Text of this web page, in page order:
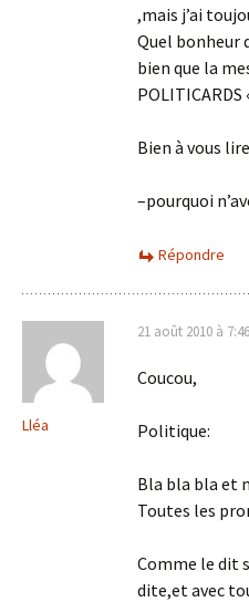
,mais j’ai
Quel bonheur
bien que la
POLITICARDS
Bien à vous
–pourquoi
Répondre
Lléa
21 août 2010 à
Coucou,
Politique:
Bla bla bla et
Toutes les
Comme le dit
dite,et avec